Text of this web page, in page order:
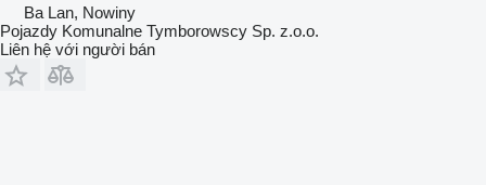
Ba Lan, Nowiny
Pojazdy Komunalne Tymborowscy Sp. z.o.o.
Liên hệ với người bán